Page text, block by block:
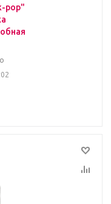
pop"